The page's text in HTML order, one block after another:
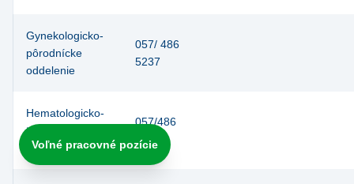
Voľné pracovné pozície
Gynekologicko-
pôrodnícke
oddelenie
057/ 486
5237
Hematologicko-
transfúziologické
oddelenie
057/486
5123